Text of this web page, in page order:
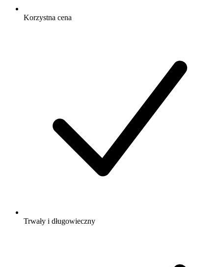
Korzystna cena
Trwały i długowieczny